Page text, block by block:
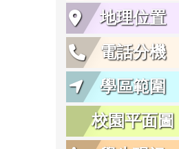
地理位置
電話分機
學區範圍
校園平面圖